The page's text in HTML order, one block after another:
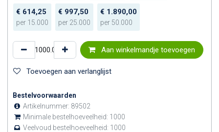
€ 614,25
per 15.000
€ 997,50
per 25.000
€ 1.890,00
per 50.000
Aan winkelmandje toevoegen
Toevoegen aan verlanglijst
Bestelvoorwaarden
Artikelnummer: 89502
Minimale bestelhoeveelheid: 1000
Veelvoud bestelhoeveelheid: 1000